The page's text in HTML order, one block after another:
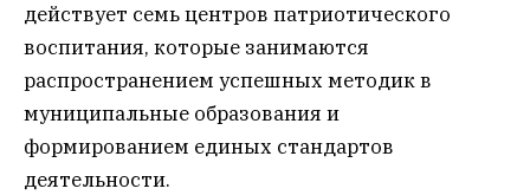
действует семь центров патриотического
воспитания, которые занимаются
распространением успешных методик в
муниципальные образования и
формированием единых стандартов
деятельности.